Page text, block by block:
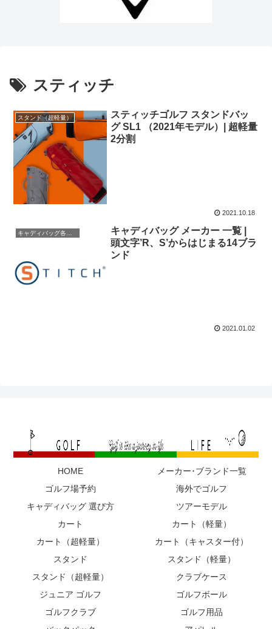
スティッチ
スタンド（超軽量）
スティッチゴルフ スタンドバッ
グ SL1 （2021年モデル）| 超軽量
2分割
2021.10.18
キャディバッグ各メーカー
キャディバッグ メーカー 一覧 |
頭文字’R、S’からはじまる14ブラ
ンド
2021.01.02
HOME
メーカー･ブランド一覧
ゴルフ場予約
海外でゴルフ
キャディバッグ 選び方
ツアーモデル
カート
カート（軽量）
カート（超軽量）
カート（キャスター付）
スタンド
スタンド（軽量）
スタンド（超軽量）
クラブケース
ジュニア ゴルフ
ゴルフボール
ゴルフクラブ
ゴルフ用品